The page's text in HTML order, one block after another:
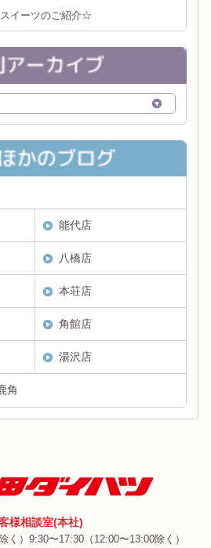
イーツのご紹介☆
能代店
八橋店
本荘店
角館店
湯沢店
角
様相談室(本社)
く）9:30〜17:30（12:00〜13:00除く）